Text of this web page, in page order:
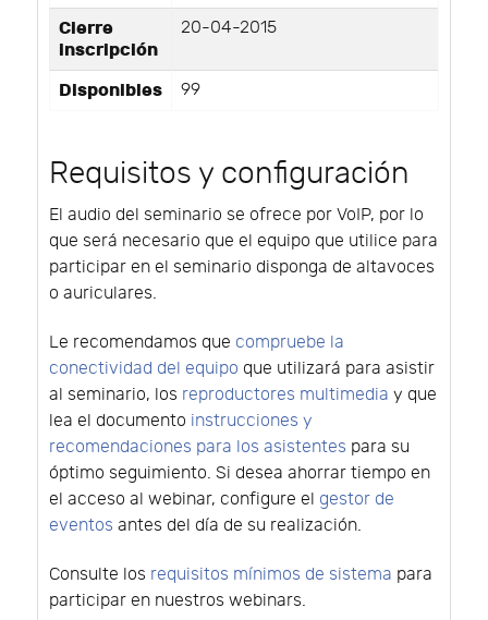
Cierre
inscripción
20-04-2015
Disponibles 99
Requisitos y configuración
El audio del seminario se ofrece por VoIP, por lo
que será necesario que el equipo que utilice para
participar en el seminario disponga de altavoces
o auriculares.
Le recomendamos que compruebe la
conectividad del equipo que utilizará para asistir
al seminario, los reproductores multimedia y que
lea el documento instrucciones y
recomendaciones para los asistentes para su
óptimo seguimiento. Si desea ahorrar tiempo en
el acceso al webinar, configure el gestor de
eventos antes del día de su realización.
Consulte los requisitos mínimos de sistema para
participar en nuestros webinars.